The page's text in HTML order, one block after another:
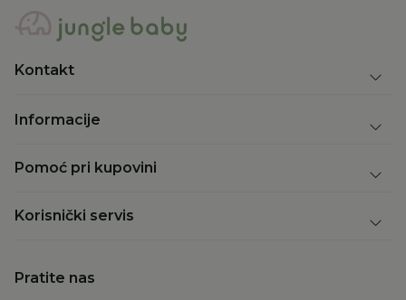
Kontakt
Informacije
Pomoć pri kupovini
Korisnički servis
Pratite nas